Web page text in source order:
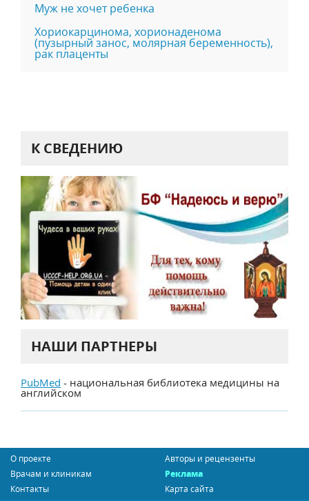
Муж не хочет ребенка
Хориокарцинома, хорионаденома
(пузырный занос, молярная беременность),
рак плаценты
К СВЕДЕНИЮ
НАШИ ПАРТНЕРЫ
PubMed - национальная библиотека медицины на
английском
О проекте
Авторы и рецензенты
Врачам и клиникам
Реклама
Контакты
Карта сайта